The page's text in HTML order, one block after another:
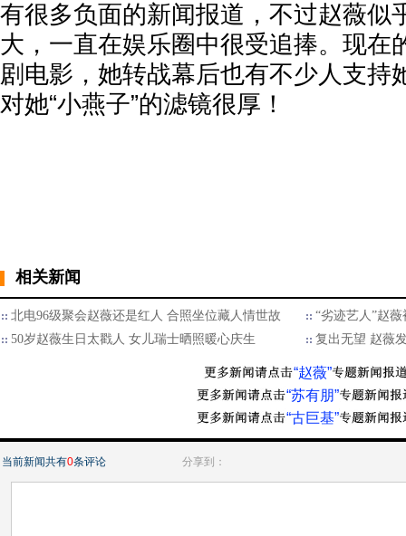
有很多负面的新闻报道，不过赵薇似
大，一直在娱乐圈中很受追捧。现在
剧电影，她转战幕后也有不少人支持
对她“小燕子”的滤镜很厚！
相关新闻
北电96级聚会赵薇还是红人 合照坐位藏人情世故
“劣迹艺人”赵
50岁赵薇生日太戳人 女儿瑞士晒照暖心庆生
复出无望 赵薇
“赵薇”
“苏有朋”
“古巨基”
当前新闻共有0条评论 分享到：